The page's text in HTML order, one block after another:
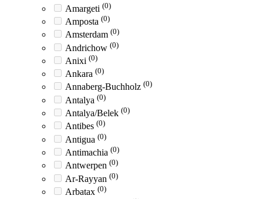
Amargeti (0)
Amposta (0)
Amsterdam (0)
Andrichow (0)
Anixi (0)
Ankara (0)
Annaberg-Buchholz (0)
Antalya (0)
Antalya/Belek (0)
Antibes (0)
Antigua (0)
Antimachia (0)
Antwerpen (0)
Ar-Rayyan (0)
Arbatax (0)